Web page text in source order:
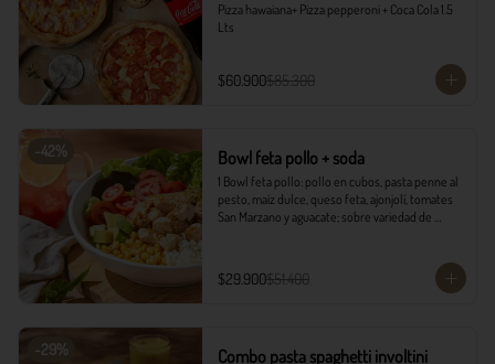
Pizza hawaiana+ Pizza pepperoni + Coca Cola 1.5
Lts
$60.900$85.300
-42% Bowl feta pollo + soda
1 Bowl feta pollo: pollo en cubos, pasta penne al
pesto, maíz dulce, queso feta, ajonjolí, tomates
San Marzano y aguacate; sobre variedad de
$29.900$51.400
-29%
Combo pasta spaghetti involtini